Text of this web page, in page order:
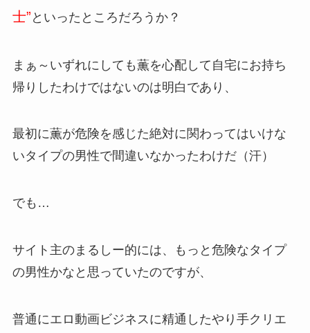
士” といったところだろうか？
まぁ～いずれにしても薫を心配して自宅にお持ち
帰りしたわけではないのは明白であり、
最初に薫が危険を感じた絶対に関わってはいけな
いタイプの男性で間違いなかったわけだ（汗）
でも…
サイト主のまるしー的には、もっと危険なタイプ
の男性かなと思っていたのですが、
普通にエロ動画ビジネスに精通したやり手クリエ